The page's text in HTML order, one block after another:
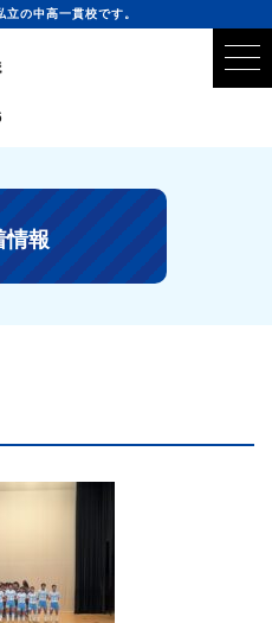
の中高一貫校です。
情報